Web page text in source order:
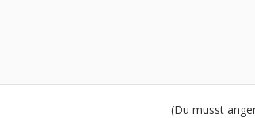
(Du musst